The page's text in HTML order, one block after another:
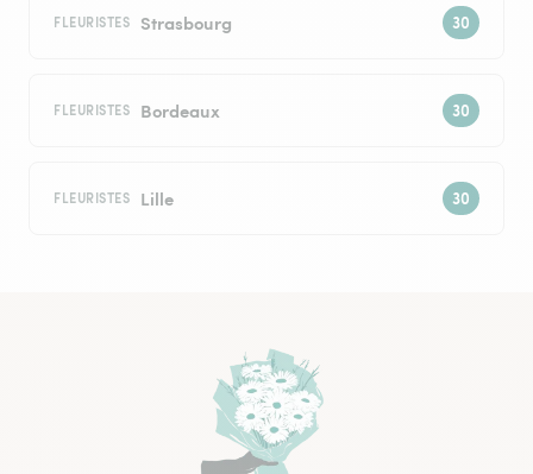
FLEURISTES Strasbourg
FLEURISTES Bordeaux
FLEURISTES Lille